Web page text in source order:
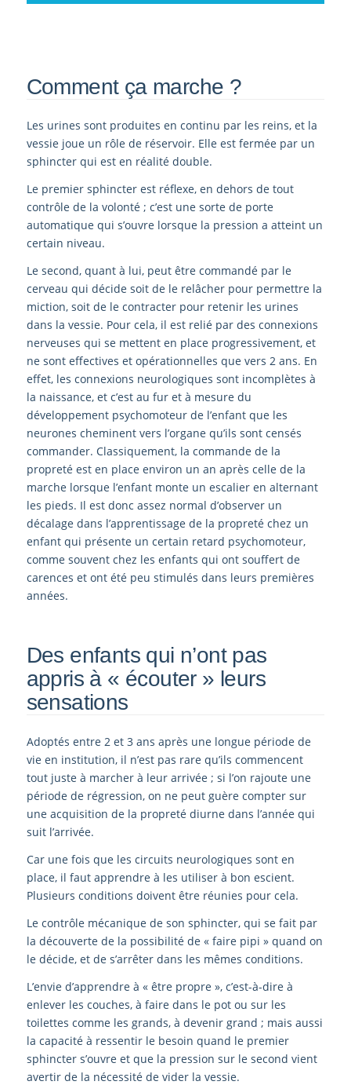
Comment ça marche ?
Les urines sont produites en continu par les reins, et la
vessie joue un rôle de réservoir. Elle est fermée par un
sphincter qui est en réalité double.
Le premier sphincter est réflexe, en dehors de tout
contrôle de la volonté ; c’est une sorte de porte
automatique qui s’ouvre lorsque la pression a atteint un
certain niveau.
Le second, quant à lui, peut être commandé par le
cerveau qui décide soit de le relâcher pour permettre la
miction, soit de le contracter pour retenir les urines
dans la vessie. Pour cela, il est relié par des connexions
nerveuses qui se mettent en place progressivement, et
ne sont effectives et opérationnelles que vers 2 ans. En
effet, les connexions neurologiques sont incomplètes à
la naissance, et c’est au fur et à mesure du
développement psychomoteur de l’enfant que les
neurones cheminent vers l’organe qu’ils sont censés
commander. Classiquement, la commande de la
propreté est en place environ un an après celle de la
marche lorsque l’enfant monte un escalier en alternant
les pieds. Il est donc assez normal d’observer un
décalage dans l’apprentissage de la propreté chez un
enfant qui présente un certain retard psychomoteur,
comme souvent chez les enfants qui ont souffert de
carences et ont été peu stimulés dans leurs premières
années.
Des enfants qui n’ont pas
appris à « écouter » leurs
sensations
Adoptés entre 2 et 3 ans après une longue période de
vie en institution, il n’est pas rare qu’ils commencent
tout juste à marcher à leur arrivée ; si l’on rajoute une
période de régression, on ne peut guère compter sur
une acquisition de la propreté diurne dans l’année qui
suit l’arrivée.
Car une fois que les circuits neurologiques sont en
place, il faut apprendre à les utiliser à bon escient.
Plusieurs conditions doivent être réunies pour cela.
Le contrôle mécanique de son sphincter, qui se fait par
la découverte de la possibilité de « faire pipi » quand on
le décide, et de s’arrêter dans les mêmes conditions.
L’envie d’apprendre à « être propre », c’est-à-dire à
enlever les couches, à faire dans le pot ou sur les
toilettes comme les grands, à devenir grand ; mais aussi
la capacité à ressentir le besoin quand le premier
sphincter s’ouvre et que la pression sur le second vient
avertir de la nécessité de vider la vessie.